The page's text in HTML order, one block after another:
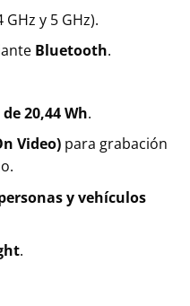
GHz y 5 GHz).
Bluetooth.
20,44 Wh.
Video)para grabación
y vehículos
.